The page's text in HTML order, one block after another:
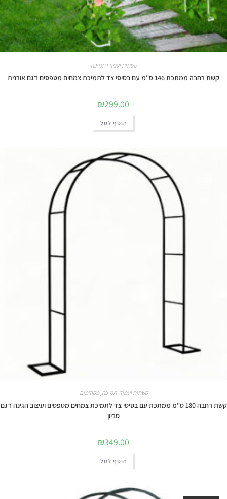
קשתות ועמודי תמיכה
קשת רחבה ממתכת 146 ס"מ עם בסיסי צד לתמיכת צמחים מטפסים דגם אורנית
₪299.00
הוסף לסל
קשתות ועמודי תמיכה,מקודמים
קשת רחבה 180 ס"מ ממתכת עם בסיסי צד לתמיכת צמחים מטפסים ועיצוב הגינה דגם
סביון
₪349.00
הוסף לסל